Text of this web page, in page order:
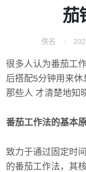
茄
佚名
很多人认为番茄工
后搭配5分钟用来
那些人 才清楚地知
番茄工作法的基本
致力于通过固定时
的番茄工作法，其